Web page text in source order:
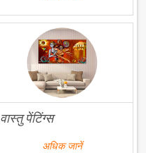
वास्तु पेंटिंग्स
अधिक जानें